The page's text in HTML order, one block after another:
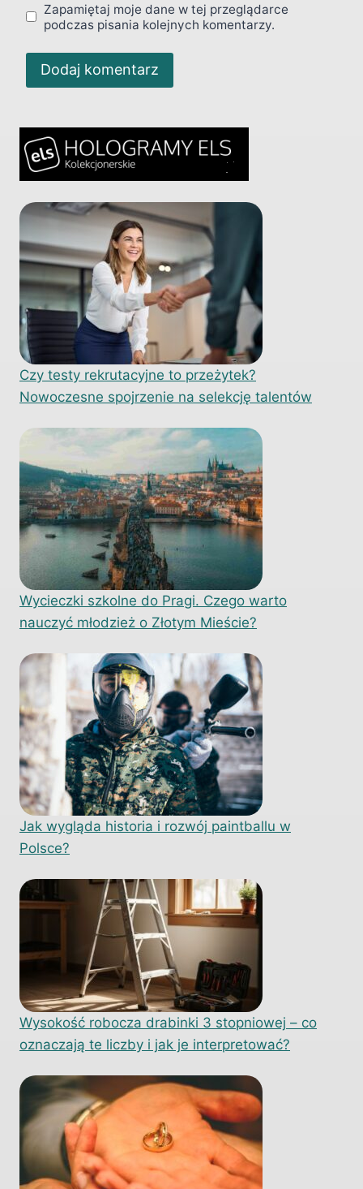
Zapamiętaj moje dane w tej przeglądarce
podczas pisania kolejnych komentarzy.
Czy testy rekrutacyjne to przeżytek?
Nowoczesne spojrzenie na selekcję talentów
Wycieczki szkolne do Pragi. Czego warto
nauczyć młodzież o Złotym Mieście?
Jak wygląda historia i rozwój paintballu w
Polsce?
Wysokość robocza drabinki 3 stopniowej – co
oznaczają te liczby i jak je interpretować?